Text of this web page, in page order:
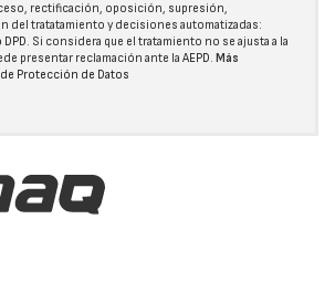
rectificación, oposición, supresión,
del tratatamiento y decisiones automatizadas:
. Si considera que el tratamiento no se ajusta a la
presentar reclamación ante la AEPD. Más
Protección de Datos